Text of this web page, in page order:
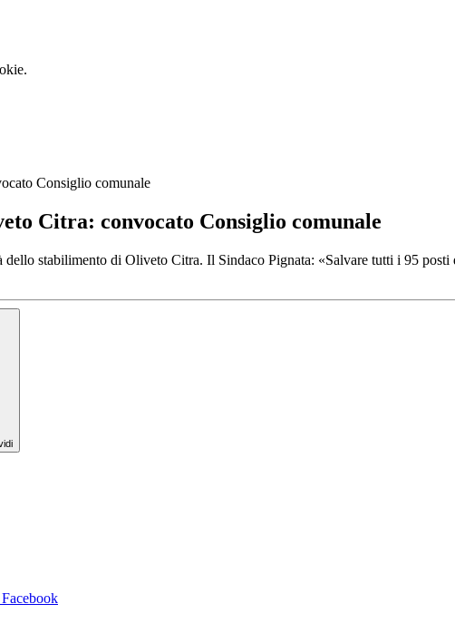
Consiglio comunale
Citra: convocato Consiglio comunale
stabilimento di Oliveto Citra. Il Sindaco Pignata: «Salvare tutti i 95
Facebook